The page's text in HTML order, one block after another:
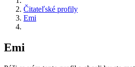
Čitateľské profily
Emi
Emi